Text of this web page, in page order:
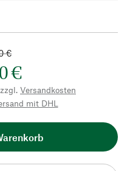
€
€
Versandkosten
mit DHL